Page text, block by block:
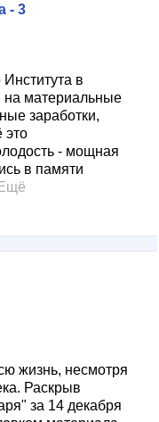
- 3
в
материальные
заработки,
это
- мощная
в памяти
Ещё
жизнь, несмотря
Раскрыв
за 14 декабря